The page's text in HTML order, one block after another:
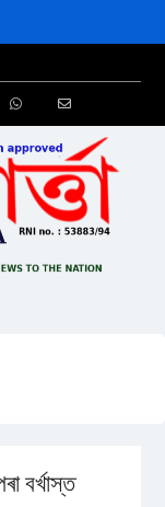
Email
বৰ্খাস্ত